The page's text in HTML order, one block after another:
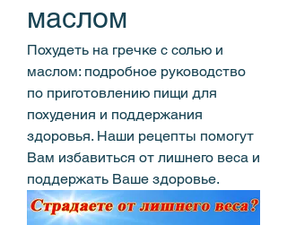
маслом
Похудеть на гречке с солью и
маслом: подробное руководство
по приготовлению пищи для
похудения и поддержания
здоровья. Наши рецепты помогут
Вам избавиться от лишнего веса и
поддержать Ваше здоровье.